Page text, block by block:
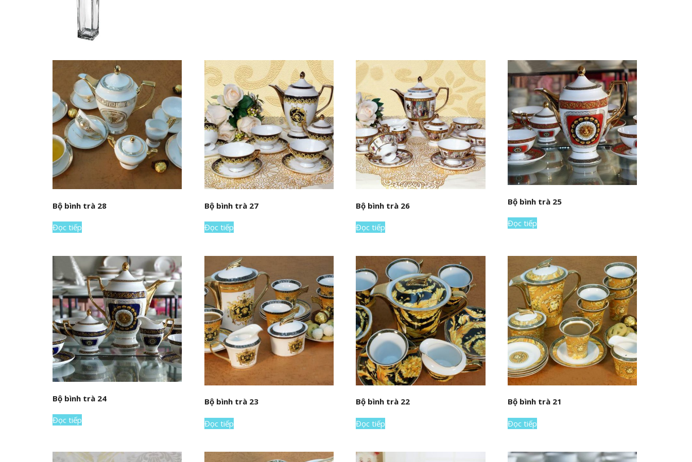
Bộ bình trà 28
Đọc tiếp
Bộ bình trà 27
Đọc tiếp
Bộ bình trà 26
Đọc tiếp
Bộ bình trà 25
Đọc tiếp
Bộ bình trà 24
Đọc tiếp
Bộ bình trà 23
Đọc tiếp
Bộ bình trà 22
Đọc tiếp
Bộ bình trà 21
Đọc tiếp